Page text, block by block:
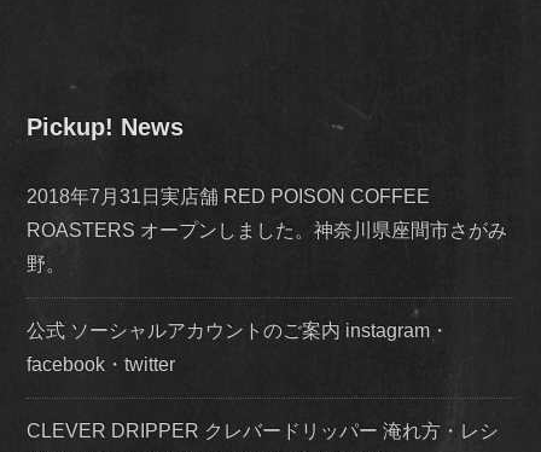
Pickup! News
2018年7月31日実店舗 RED POISON COFFEE
ROASTERS オープンしました。神奈川県座間市さがみ
野。
公式 ソーシャルアカウントのご案内 instagram・
facebook・twitter
CLEVER DRIPPER クレバードリッパー 淹れ方・レシ